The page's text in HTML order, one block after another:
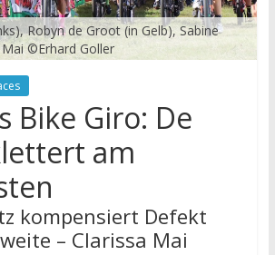
Robyn de Groot (in Gelb), Sabine
©Erhard Goller
Bike Giro: De
am
kompensiert Defekt
– Clarissa Mai